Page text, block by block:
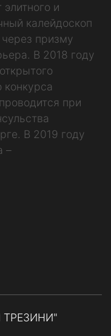
элитного и
калейдоскоп
призму
В 2018 году
конкурса
при
В 2019 году
–